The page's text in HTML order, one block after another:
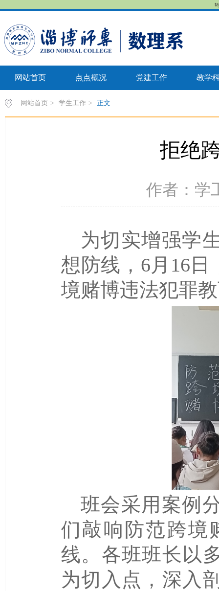
网站首页 点点概况 党建工作 教学
网站首页 > 学生工作 > 正文
拒绝
作者：学
为切实增强学
想防线，6月16日
境赌博违法犯罪
班会采用案例
们敲响防范跨境
线。各班班长以
为切入点，深入